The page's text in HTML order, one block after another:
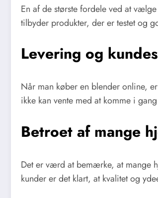
En af de største fordele ved at
tilbyder produkter, der er testet og
Levering og
Når man køber en blender online,
ikke kan vente med at komme i
Betroet af mange
Det er værd at bemærke, at mange
kunder er det klart, at kvalitet og